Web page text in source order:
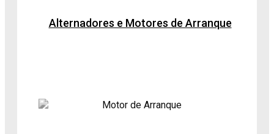
Alternadores e Motores de Arranque